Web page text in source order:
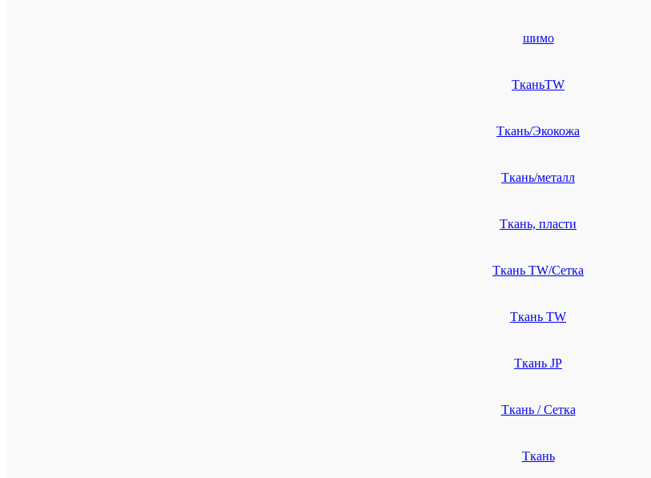
шимо
ТканьTW
Ткань/Экокожа
Ткань/металл
Ткань, пласти
Ткань TW/Сетка
Ткань TW
Ткань JP
Ткань / Сетка
Ткань